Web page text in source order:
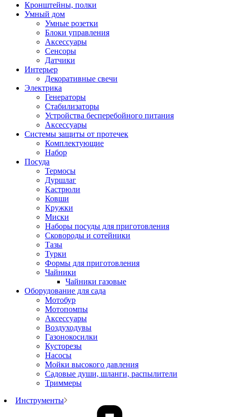
Кронштейны, полки
Умный дом
Умные розетки
Блоки управления
Аксессуары
Сенсоры
Датчики
Интерьер
Декоративные свечи
Электрика
Генераторы
Стабилизаторы
Устройства бесперебойного питания
Аксессуары
Системы защиты от протечек
Комплектующие
Набор
Посуда
Термосы
Дуршлаг
Кастрюли
Ковши
Кружки
Миски
Наборы посуды для приготовления
Сковороды и сотейники
Тазы
Турки
Формы для приготовления
Чайники
Чайники газовые
Оборудование для сада
Мотобур
Мотопомпы
Аксессуары
Воздуходувы
Газонокосилки
Кусторезы
Насосы
Мойки высокого давления
Садовые души, шланги, распылители
Триммеры
Инструменты